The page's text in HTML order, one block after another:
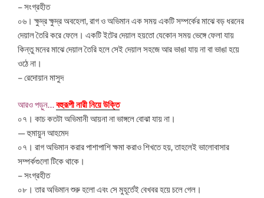
– সংগ্রহীত
০৬। ক্ষুদ্র ক্ষুদ্র অবহেলা, রাগ ও অভিমান এক সময় একটি সম্পর্কের মাঝে বড় ধরনের
দেয়াল তৈরি করে ফেলে। একটি ইটের দেয়াল হয়তো যেকোন সময় ভেঙ্গে ফেলা যায়
কিন্তু মনের মাঝে দেয়াল তৈরি হলে সেই দেয়াল সহজে আর ভাঙা যায় না বা ভাঙা হয়ে
ওঠে না।
– রেদোয়ান মাসুদ
আরও পড়ুন…বহুরূপী নারী নিয়ে উক্তি
০৭। কাচ কতটা অভিমানী আয়না না ভাঙ্গলে বোঝা যায় না।
— হুমায়ুন আহমেদ
০৭। রাগ অভিমান করার পাশাপাশি ক্ষমা করাও শিখতে হয়, তাহলেই ভালোবাসার
সম্পর্কগুলো টিকে থাকে।
– সংগ্রহীত
০৮। তার অভিমান শুরু হলো এবং সে মুহূর্তেই বেখবর হয়ে চলে গেল।